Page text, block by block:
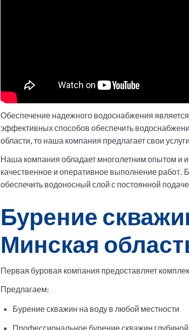
Обеспечение надежного водоснабжения
эффективных способов обеспечить
области, то наша компания предлагает свои
Наша компания обладает многолетним опытом и
качественное и оперативное выполнение работ.
обеспечить водоносный слой с постоянной
Бурение
Минская
Первая буровая компания предоставляет
Предлагаем:
Бурение скважин на воду в любой местности
Профессиональное бурение скважин